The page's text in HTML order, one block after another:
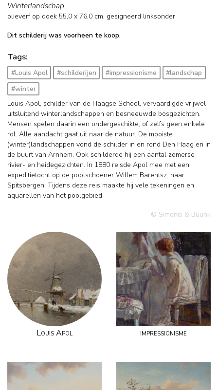
Winterlandschap
olieverf op doek 55,0 x 76,0 cm, gesigneerd linksonder
Dit schilderij was voorheen te koop.
Tags:
#Louis Apol #schilderijen #impressionisme
#landschap
#winter
Louis Apol, schilder van de Haagse School, vervaardigde vrijwel
uitsluitend winterlandschappen en besneeuwde bosgezichten.
Mensen spelen daarin een ondergeschikte, of zelfs geen enkele
rol. Alle aandacht gaat uit naar de natuur. De mooiste
(winter)landschappen vond de schilder in en rond Den Haag en in
de buurt van Arnhem. Ook schilderde hij een aantal zomerse
rivier- en heidegezichten. In 1880 reisde Apol mee met een
expeditietocht op de poolschoener Willem Barentsz. naar
Spitsbergen. Tijdens deze reis maakte hij vele tekeningen en
aquarellen van het poolgebied.
© Simonis & Buunk
Louis Apol impressionisme